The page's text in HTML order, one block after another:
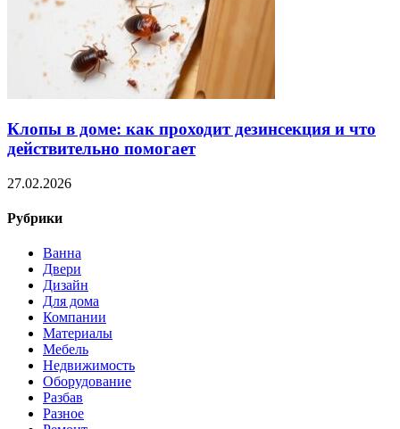
Клопы в доме: как проходит дезинсекция и что
действительно помогает
27.02.2026
Рубрики
Ванна
Двери
Дизайн
Для дома
Компании
Материалы
Мебель
Недвижимость
Оборудование
Разбав
Разное